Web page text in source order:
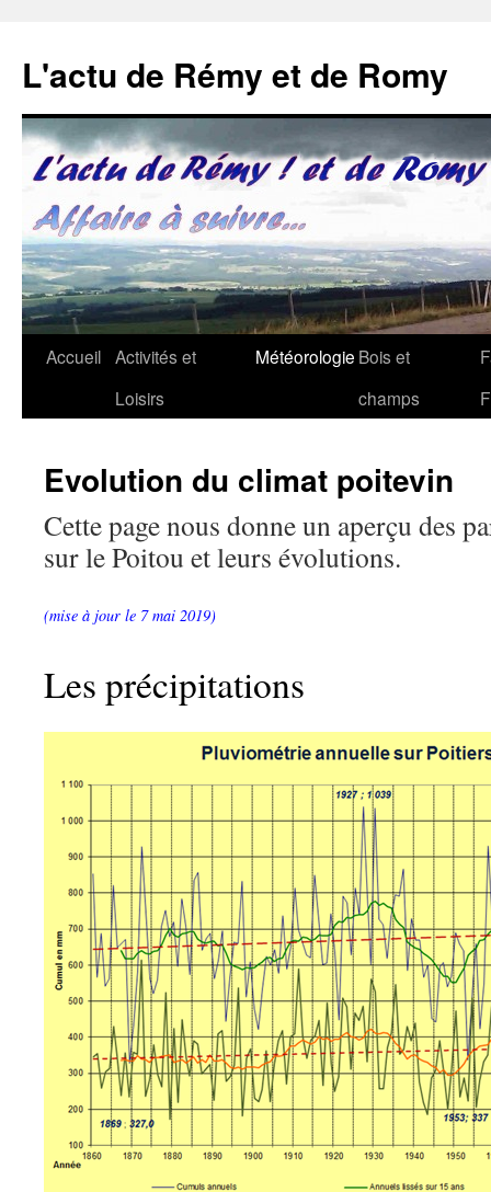
contenu
L'actu de Rémy et de Romy
Accueil Activités et
Loisirs
Météorologie Bois et
champs
Evolution du climat poitevin
Cette page nous donne un aperçu des
sur le Poitou et leurs évolutions.
(mise à jour le 7 mai 2019)
Les précipitations